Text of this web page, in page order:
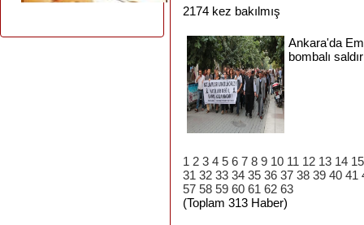
2174 kez bakılmış
Ankara'da
bombalı
1 2 3 4 5 6 7 8 9 10 11 12 13 14 15
31 32 33 34 35 36 37 38 39 40 41
57 58 59 60 61 62 63
(Toplam 313 Haber)